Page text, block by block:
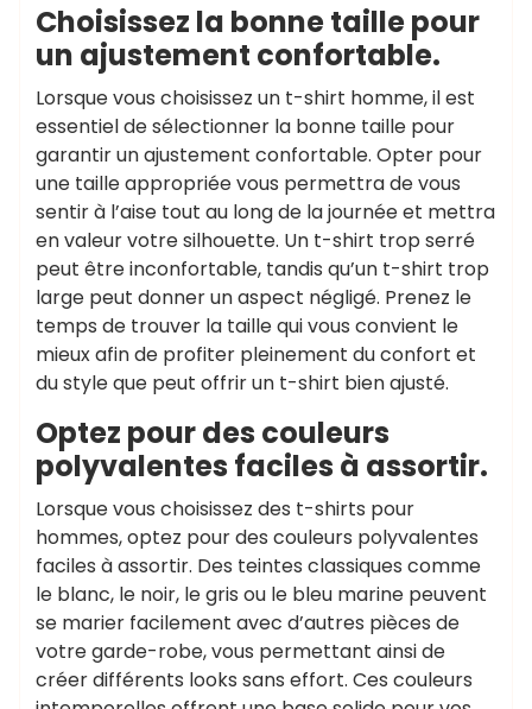
Choisissez la bonne taille pour
un ajustement confortable.
Lorsque vous choisissez un t-shirt homme, il est
essentiel de sélectionner la bonne taille pour
garantir un ajustement confortable. Opter pour
une taille appropriée vous permettra de vous
sentir à l’aise tout au long de la journée et mettra
en valeur votre silhouette. Un t-shirt trop serré
peut être inconfortable, tandis qu’un t-shirt trop
large peut donner un aspect négligé. Prenez le
temps de trouver la taille qui vous convient le
mieux afin de profiter pleinement du confort et
du style que peut offrir un t-shirt bien ajusté.
Optez pour des couleurs
polyvalentes faciles à assortir.
Lorsque vous choisissez des t-shirts pour
hommes, optez pour des couleurs polyvalentes
faciles à assortir. Des teintes classiques comme
le blanc, le noir, le gris ou le bleu marine peuvent
se marier facilement avec d’autres pièces de
votre garde-robe, vous permettant ainsi de
créer différents looks sans effort. Ces couleurs